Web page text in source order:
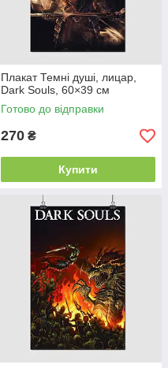
Плакат Темні душі, лицар,
Dark Souls, 60×39 см
Готово до відправки
270 ₴
Купити